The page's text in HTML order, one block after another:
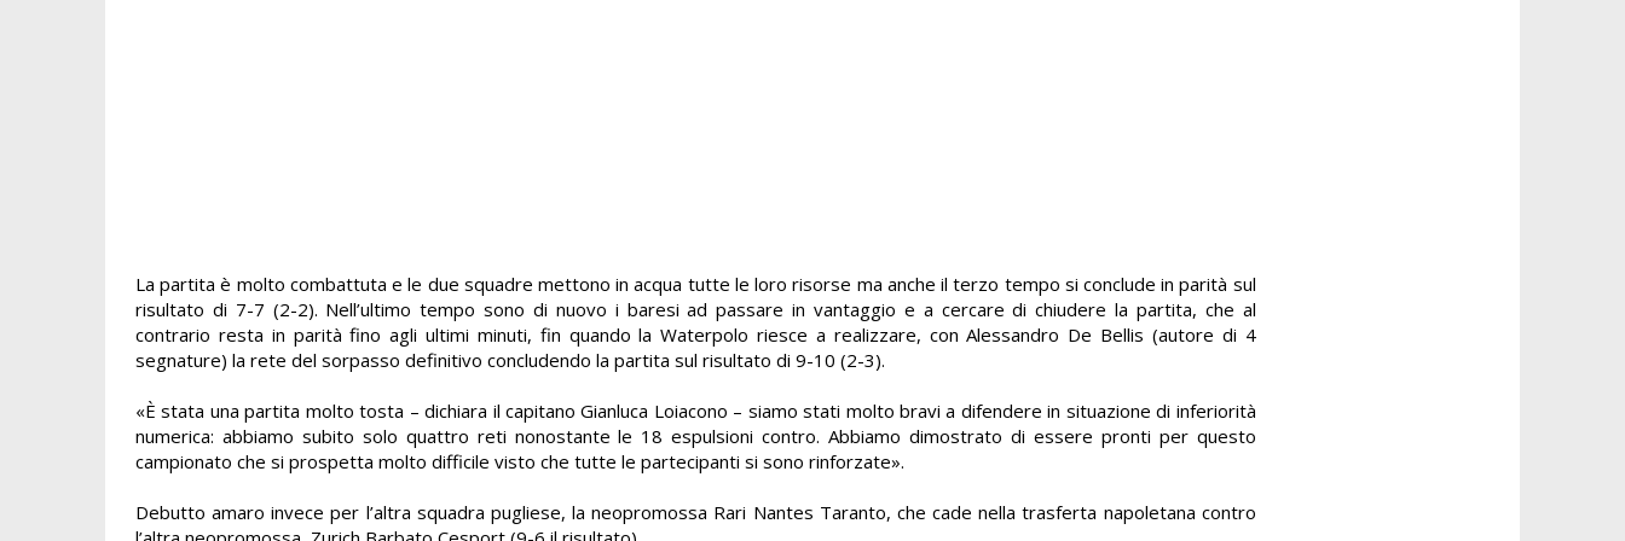
La partita è molto combattuta e le due squadre mettono in acqua tutte le loro risorse ma anche il terzo tempo si conclude in parità sul
risultato di 7-7 (2-2). Nell’ultimo tempo sono di nuovo i baresi ad passare in vantaggio e a cercare di chiudere la partita, che al
contrario resta in parità fino agli ultimi minuti, fin quando la Waterpolo riesce a realizzare, con Alessandro De Bellis (autore di 4
segnature) la rete del sorpasso definitivo concludendo la partita sul risultato di 9-10 (2-3).
«È stata una partita molto tosta – dichiara il capitano Gianluca Loiacono – siamo stati molto bravi a difendere in situazione di inferiorità
numerica: abbiamo subito solo quattro reti nonostante le 18 espulsioni contro. Abbiamo dimostrato di essere pronti per questo
campionato che si prospetta molto difficile visto che tutte le partecipanti si sono rinforzate».
Debutto amaro invece per l’altra squadra pugliese, la neopromossa Rari Nantes Taranto, che cade nella trasferta napoletana contro